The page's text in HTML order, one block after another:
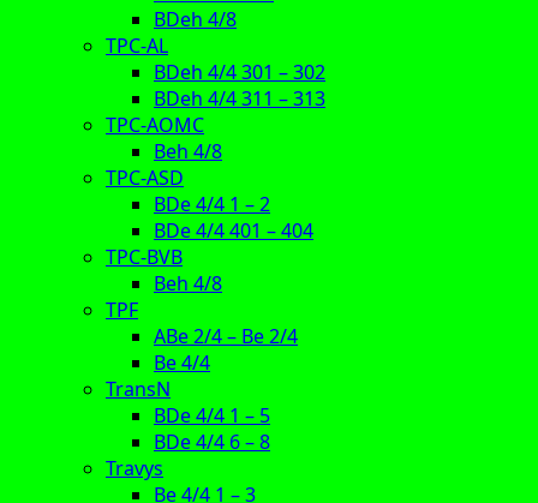
BDeh 4/8
TPC-AL
BDeh 4/4 301 – 302
BDeh 4/4 311 – 313
TPC-AOMC
Beh 4/8
TPC-ASD
BDe 4/4 1 – 2
BDe 4/4 401 – 404
TPC-BVB
Beh 4/8
TPF
ABe 2/4 – Be 2/4
Be 4/4
TransN
BDe 4/4 1 – 5
BDe 4/4 6 – 8
Travys
Be 4/4 1 – 3